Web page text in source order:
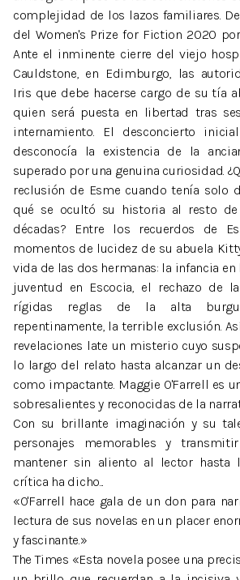
complejidad de los lazos familiares.
del Women's Prize for Fiction 2020
Ante el inminente cierre del viejo
Cauldstone, en Edimburgo, las
Iris que debe hacerse cargo de su tía
quien será puesta en libertad tras
internamiento. El desconcierto
desconocía la existencia de la
superado por una genuina curiosidad.
reclusión de Esme cuando tenía solo
qué se ocultó su historia al resto
décadas? Entre los recuerdos de
momentos de lucidez de su abuela
vida de las dos hermanas: la infancia
juventud en Escocia, el rechazo de
rígidas reglas de la alta
repentinamente, la terrible exclusión.
revelaciones late un misterio cuyo
lo largo del relato hasta alcanzar un
como impactante. Maggie O'Farrell es
sobresalientes y reconocidas de la
Con su brillante imaginación y su
personajes memorables y
mantener sin aliento al lector hasta
crítica ha dicho...
«O'Farrell hace gala de un don para
lectura de sus novelas en un placer
y fascinante.»
The Times «Esta novela posee una